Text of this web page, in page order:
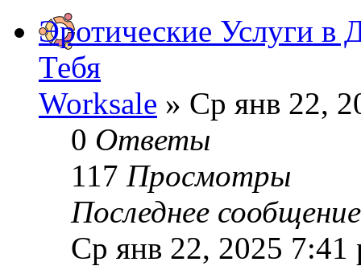
Эротические Услуги в
Тебя
Worksale » Ср янв 22,
0 Ответы
117 Просмотры
Последнее
Ср янв 22, 2025 7:41